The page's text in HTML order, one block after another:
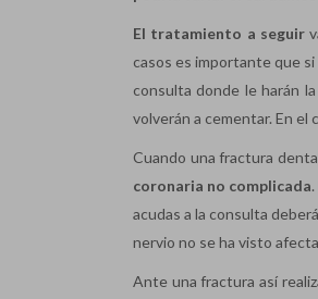
El tratamiento a seguir
casos es importante que
consulta donde le harán
volverán a cementar. En
Cuando una fractura
coronaria no complicada
acudas a la consulta
nervio no se ha visto
Ante una fractura así